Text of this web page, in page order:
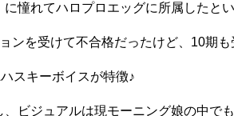
に憧れてハロプロエッグに所属したと
ンを受けて不合格だったけど、10期
スキーボイスが特徴♪
、ビジュアルは現モーニング娘の中で